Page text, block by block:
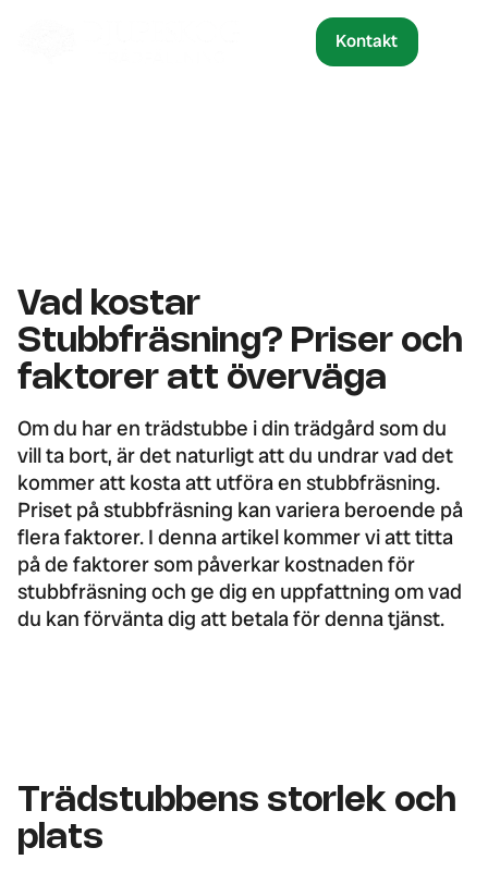
Kontakt
Vad kostar
Stubbfräsning? Priser och
faktorer att överväga
Om du har en trädstubbe i din trädgård som du
vill ta bort, är det naturligt att du undrar vad det
kommer att kosta att utföra en stubbfräsning.
Priset på stubbfräsning kan variera beroende på
flera faktorer. I denna artikel kommer vi att titta
på de faktorer som påverkar kostnaden för
stubbfräsning och ge dig en uppfattning om vad
du kan förvänta dig att betala för denna tjänst.
Trädstubbens storlek och
plats